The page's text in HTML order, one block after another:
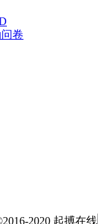
卷
2020 起搏在线